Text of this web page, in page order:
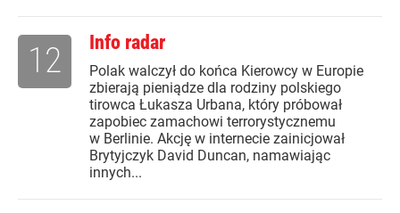
Info radar
Polak walczył do końca Kierowcy w Europie
zbierają pieniądze dla rodziny polskiego
tirowca Łukasza Urbana, który próbował
zapobiec zamachowi terrorystycznemu
w Berlinie. Akcję w internecie zainicjował
Brytyjczyk David Duncan, namawiając
innych...
12